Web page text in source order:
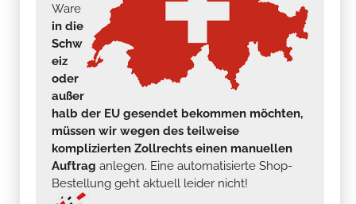
Ware
in die
Schw
eiz
oder
außer
halb der EU gesendet bekommen möchten,
müssen wir wegen des teilweise
komplizierten Zollrechts einen manuellen
Auftrag anlegen. Eine automatisierte Shop-
Bestellung geht aktuell leider nicht!